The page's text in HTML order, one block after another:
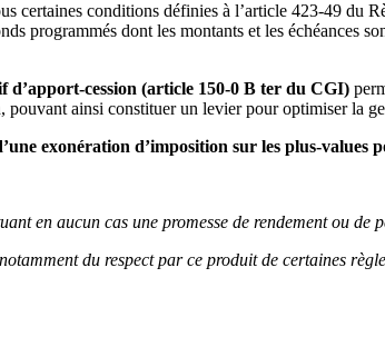
certaines conditions définies à l’article 423-49 du
programmés dont les montants et les échéances
d’apport-cession (article 150-0 B ter du CGI)
pouvant ainsi constituer un levier pour optimiser la
exonération d’imposition sur les plus-values
en aucun cas une promesse de rendement ou de
du respect par ce produit de certaines